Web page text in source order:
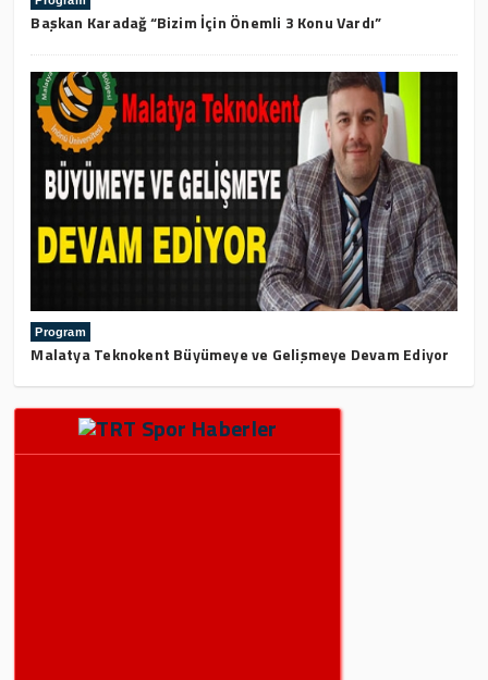
Başkan Karadağ “Bizim İçin Önemli 3 Konu Vardı”
Program
Malatya Teknokent Büyümeye ve Gelişmeye Devam Ediyor